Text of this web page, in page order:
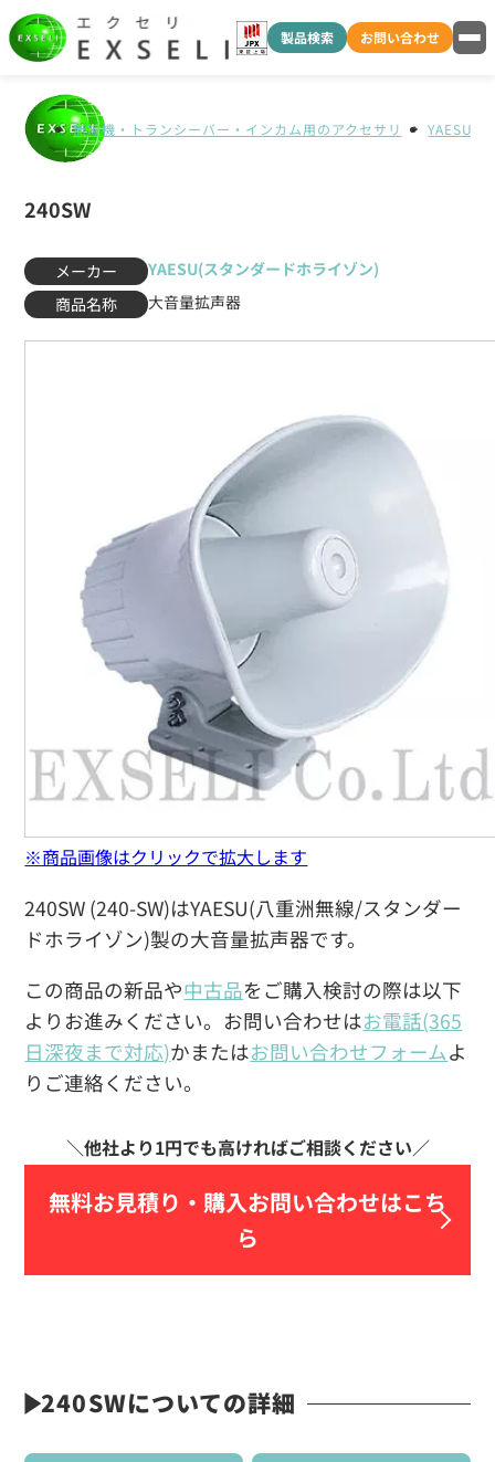
製品検索 お問い合わせ
無線機・トランシーバー・インカム用のアクセサリ YAESU(
240SW
メーカー
YAESU(スタンダードホライゾン)
商品名称
大音量拡声器
240SW (240-SW)はYAESU(八重洲無線/スタンダー
ドホライゾン)製の大音量拡声器です。
この商品の新品や中古品をご購入検討の際は以下
よりお進みください。お問い合わせはお電話(365
日深夜まで対応)かまたはお問い合わせフォームよ
りご連絡ください。
無料お見積り・ 購入お問い合わせはこち
ら
※商品画像はクリックで拡大します
240SWについての詳細